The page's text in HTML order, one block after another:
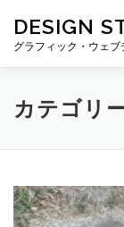
DESIGN
グラフィック・ウェ
TOP 最新情
カテゴリ